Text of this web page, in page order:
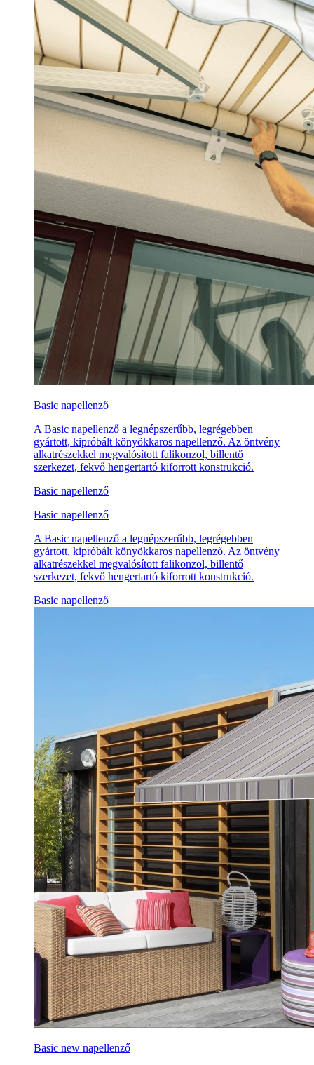
Basic napellenző
A Basic napellenző a legnépszerűbb, legrégebben
gyártott, kipróbált könyökkaros napellenző. Az öntvény
alkatrészekkel megvalósított falikonzol, billentő
szerkezet, fekvő hengertartó kiforrott konstrukció.
Basic napellenző
Basic napellenző
A Basic napellenző a legnépszerűbb, legrégebben
gyártott, kipróbált könyökkaros napellenző. Az öntvény
alkatrészekkel megvalósított falikonzol, billentő
szerkezet, fekvő hengertartó kiforrott konstrukció.
Basic napellenző
Basic new napellenző